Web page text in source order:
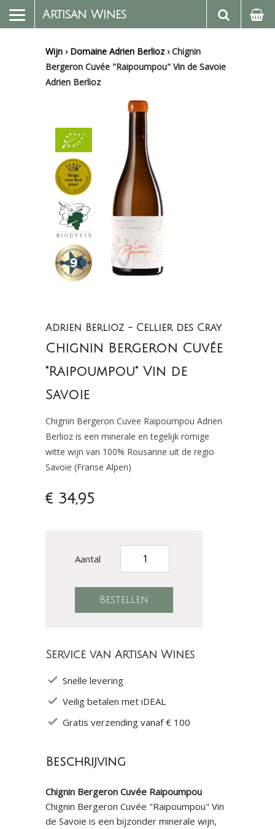
Artisan Wines
Wijn › Domaine Adrien Berlioz›Chignin
Bergeron Cuvée "Raipoumpou" Vin de Savoie
Adrien Berlioz
Adrien Berlioz - Cellier des Cray
Chignin Bergeron Cuvée
"Raipoumpou" Vin de
Savoie
Chignin Bergeron Cuvee Raipoumpou Adrien
Berlioz is een minerale en tegelijk romige
witte wijn van 100% Rousanne uit de regio
Savoie (Franse Alpen)
€ 34,95
Aantal
Service van Artisan Wines
Snelle levering
Veilig betalen met iDEAL
Gratis verzending vanaf € 100
Beschrijving
Chignin Bergeron Cuvée Raipoumpou
Chignin Bergeron Cuvée "Raipoumpou" Vin
de Savoie is een bijzonder minerale wijn,